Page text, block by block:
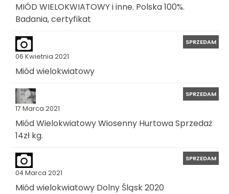
MIÓD WIELOKWIATOWY i inne. Polska 100%.
Badania, certyfikat
06 Kwietnia 2021
SPRZEDAM
Miód wielokwiatowy
17 Marca 2021
SPRZEDAM
Miód Wielokwiatowy Wiosenny Hurtowa Sprzedaż
14zł kg.
04 Marca 2021
SPRZEDAM
Miód wielokwiatowy Dolny Śląsk 2020